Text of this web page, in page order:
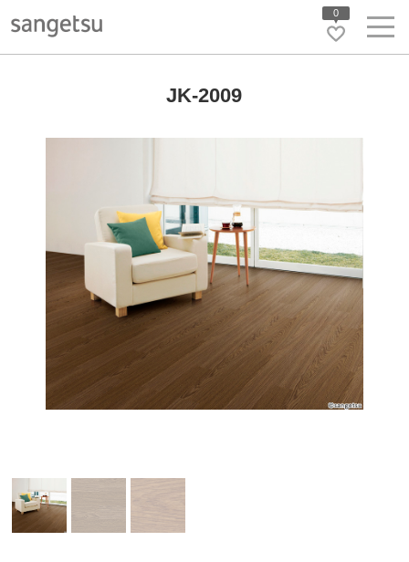
0
JK-2009